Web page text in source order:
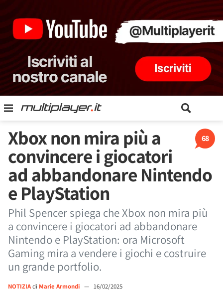
68
Xbox non mira più a
convincere i giocatori
ad abbandonare Nintendo
e PlayStation
Phil Spencer spiega che Xbox non mira più
a convincere i giocatori ad abbandonare
Nintendo e PlayStation: ora Microsoft
Gaming mira a vendere i giochi e costruire
un grande portfolio.
NOTIZIAdi Marie Armondi — 16/02/2025